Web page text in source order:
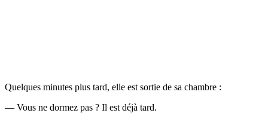
Quelques minutes plus tard, elle est sortie de sa chambre :
— Vous ne dormez pas ? Il est déjà tard.